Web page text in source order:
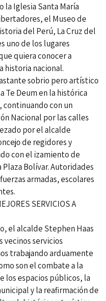
la Iglesia Santa María
el Museo de
del Perú, La Cruz del
uno de los lugares
quiera conocer a
historia nacional.
sobrio pero artístico
Te Deum en la histórica
continuando con un
Nacional por las calles
por el alcalde
de regidores y
con el izamiento de
Bolívar. Autoridades
armadas, escolares
SERVICIOS A
el alcalde Stephen Haas
vecinos servicios
trabajando arduamente
son el combate a la
los espacios públicos, la
y la reafirmación de